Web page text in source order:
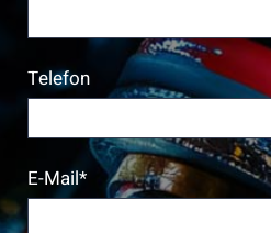
Telefon
E-Mail*